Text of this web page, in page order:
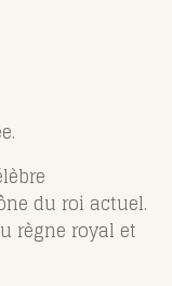
du roi actuel.
règne royal et